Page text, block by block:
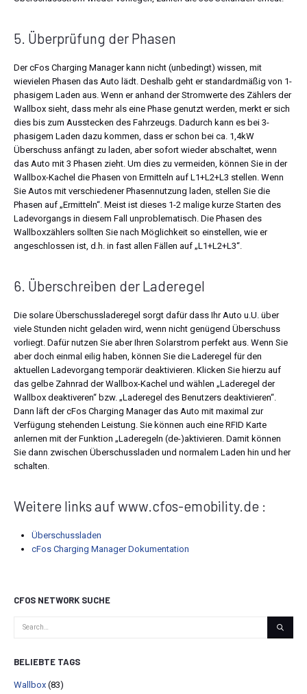
5. Überprüfung der Phasen
Der cFos Charging Manager kann nicht (unbedingt) wissen, mit
wievielen Phasen das Auto lädt. Deshalb geht er standardmäßig von 1-
phasigem Laden aus. Wenn er anhand der Stromwerte des Zählers der
Wallbox sieht, dass mehr als eine Phase genutzt werden, merkt er sich
dies bis zum Ausstecken des Fahrzeugs. Dadurch kann es bei 3-
phasigem Laden dazu kommen, dass er schon bei ca. 1,4kW
Überschuss anfängt zu laden, aber sofort wieder abschaltet, wenn
das Auto mit 3 Phasen zieht. Um dies zu vermeiden, können Sie in der
Wallbox-Kachel die Phasen von Ermitteln auf L1+L2+L3 stellen. Wenn
Sie Autos mit verschiedener Phasennutzung laden, stellen Sie die
Phasen auf „Ermitteln“. Meist ist dieses 1-2 malige kurze Starten des
Ladevorgangs in diesem Fall unproblematisch. Die Phasen des
Wallboxzählers sollten Sie nach Möglichkeit so einstellen, wie er
angeschlossen ist, d.h. in fast allen Fällen auf „L1+L2+L3“.
6. Überschreiben der Laderegel
Die solare Überschussladeregel sorgt dafür dass Ihr Auto u.U. über
viele Stunden nicht geladen wird, wenn nicht genügend Überschuss
vorliegt. Dafür nutzen Sie aber Ihren Solarstrom perfekt aus. Wenn Sie
aber doch einmal eilig haben, können Sie die Laderegel für den
aktuellen Ladevorgang temporär deaktivieren. Klicken Sie hierzu auf
das gelbe Zahnrad der Wallbox-Kachel und wählen „Laderegel der
Wallbox deaktiveren“ bzw. „Laderegel des Benutzers deaktivieren“.
Dann läft der cFos Charging Manager das Auto mit maximal zur
Verfügung stehenden Leistung. Sie können auch eine RFID Karte
anlernen mit der Funktion „Laderegeln (de-)aktivieren. Damit können
Sie dann zwischen Überschussladen und normalem Laden hin und her
schalten.
Weitere links auf www.cfos-emobility.de :
Überschussladen
cFos Charging Manager Dokumentation
CFOS NETWORK SUCHE
BELIEBTE TAGS
Wallbox (83)